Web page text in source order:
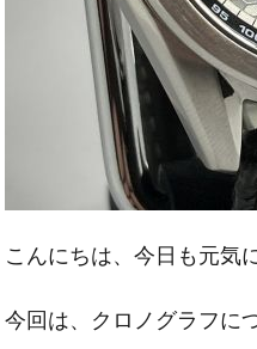
こんにちは、今日も元気
今回は、クロノグラフに